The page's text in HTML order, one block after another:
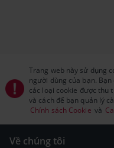
Trang web này sử dụng
người dùng của bạn.
các loại cookie được thu
và cách để bạn quản lý
Chính sách Cookie và
Về chúng tôi